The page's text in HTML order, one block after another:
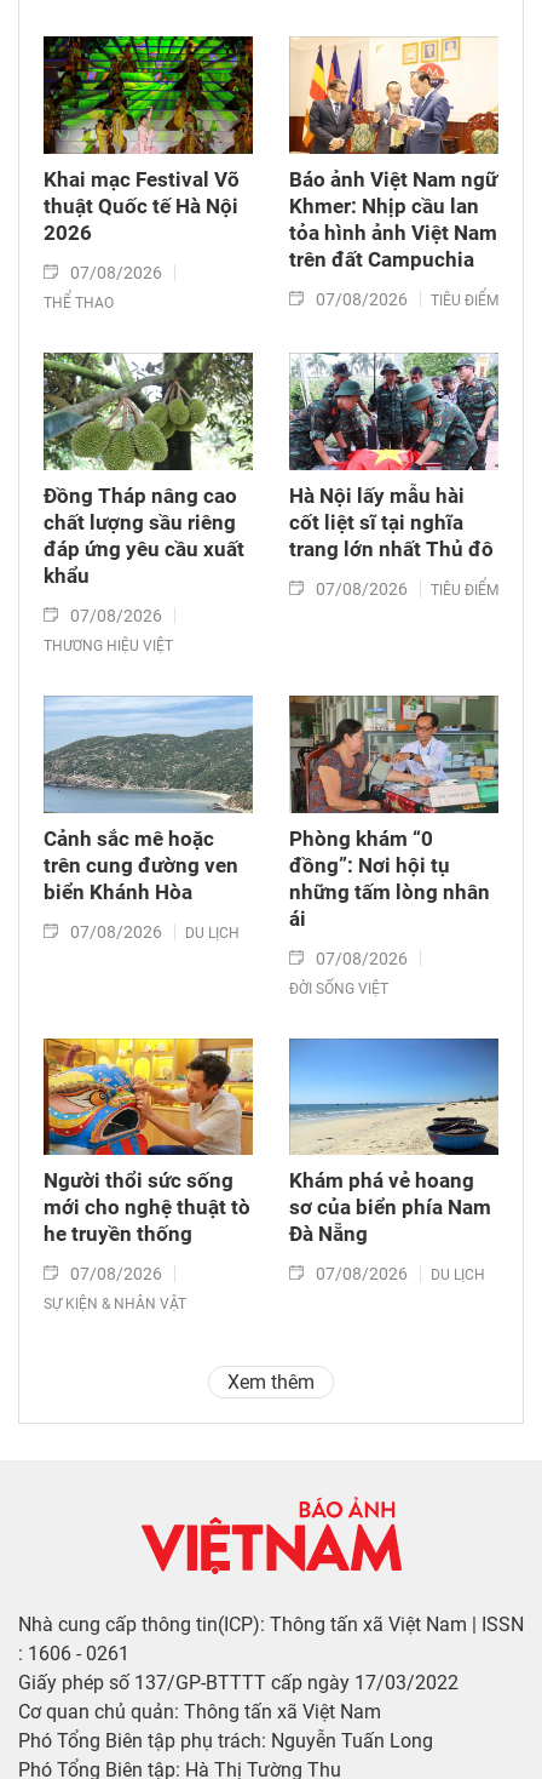
Khai mạc Festival Võ
thuật Quốc tế Hà Nội
2026
07/08/2026
THỂ THAO
Báo ảnh Việt Nam ngữ
Khmer: Nhịp cầu lan
tỏa hình ảnh Việt Nam
trên đất Campuchia
07/08/2026 TIÊU ĐIỂM
Đồng Tháp nâng cao
chất lượng sầu riêng
đáp ứng yêu cầu xuất
khẩu
07/08/2026
THƯƠNG HIỆU VIỆT
Hà Nội lấy mẫu hài
cốt liệt sĩ tại nghĩa
trang lớn nhất Thủ đô
07/08/2026 TIÊU ĐIỂM
Cảnh sắc mê hoặc
trên cung đường ven
biển Khánh Hòa
07/08/2026 DU LỊCH
Phòng khám “0
đồng”: Nơi hội tụ
những tấm lòng nhân
ái
07/08/2026
ĐỜI SỐNG VIỆT
Người thổi sức sống
mới cho nghệ thuật tò
he truyền thống
07/08/2026
SỰ KIỆN & NHÂN VẬT
Khám phá vẻ hoang
sơ của biển phía Nam
Đà Nẵng
07/08/2026 DU LỊCH
Xem thêm
Nhà cung cấp thông tin(ICP): Thông tấn xã Việt Nam | ISSN
: 1606 - 0261
Giấy phép số 137/GP-BTTTT cấp ngày 17/03/2022
Cơ quan chủ quản: Thông tấn xã Việt Nam
Phó Tổng Biên tập phụ trách: Nguyễn Tuấn Long
Phó Tổng Biên tập: Hà Thị Tường Thu